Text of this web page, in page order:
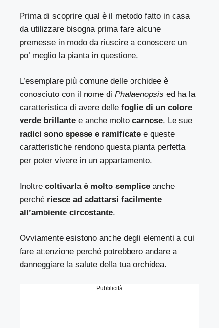
Prima di scoprire qual è il metodo fatto in casa
da utilizzare bisogna prima fare alcune
premesse in modo da riuscire a conoscere un
po’ meglio la pianta in questione.
L’esemplare più comune delle orchidee è
conosciuto con il nome diPhalaenopsis ed ha la
caratteristica di avere dellefoglie di un colore
verde brillante e anche moltocarnose. Le sue
radici sono spesse e ramificate e queste
caratteristiche rendono questa pianta perfetta
per poter vivere in un appartamento.
Inoltrecoltivarla è molto semplice anche
perché riesce ad adattarsi facilmente
all’ambiente circostante.
Ovviamente esistono anche degli elementi a cui
fare attenzione perché potrebbero andare a
danneggiare la salute della tua orchidea.
Pubblicità